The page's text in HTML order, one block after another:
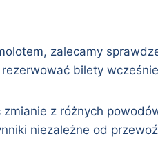
zalecamy
bilety
z różnych
niezależne od